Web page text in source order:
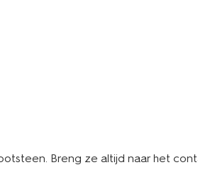
Breng ze altijd naar het